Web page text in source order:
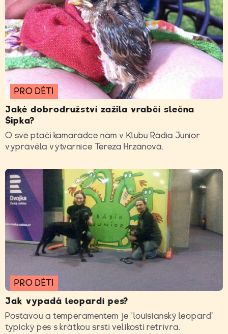
PRO DĚTI
Jaké dobrodružství zažila vrabčí slečna
Šipka?
O své ptačí kamarádce nám v Klubu Rádia Junior
vyprávěla výtvarnice Tereza Hrzánová.
PRO DĚTI
Jak vypadá leopardí pes?
Postavou a temperamentem je “louisianský leopard”
typický pes s krátkou srstí velikosti retrívra.